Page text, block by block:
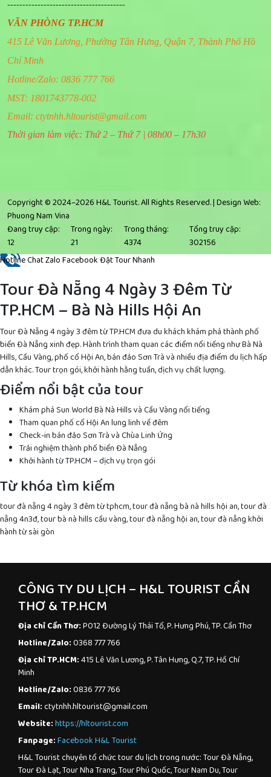
---------------------------------------
VĂN PHÒNG TP.HCM
415 Lê Văn Lương, Phường Tân Hưng, Quận 7, Thành Phố Hồ
Chí Minh
Hotline/Zalo: 0836 777 766
MST: 1801743778-002
Email: ctytnhh.hltourist@gmail.com
Thời gian làm việc: Thứ 2 – Thứ 7 | 08h00 – 17h30
Copyright © 2024–2026 H&L Tourist. All Rights Reserved. |Design Web:
Phuong Nam Vina
Đang truy cập:
12
Trong ngày:
21
Trong tháng:
4374
Tổng truy cập:
302156
HotlineChat ZaloFacebookĐặt Tour Nhanh
Tour Đà Nẵng 4 Ngày 3 Đêm Từ
TP.HCM – Bà Nà Hills Hội An
Tour Đà Nẵng 4 ngày 3 đêm từ TP.HCM đưa du khách khám phá thành phố
biển Đà Nẵng xinh đẹp. Hành trình tham quan các điểm nổi tiếng như Bà Nà
Hills, Cầu Vàng, phố cổ Hội An, bán đảo Sơn Trà và nhiều địa điểm du lịch hấp
dẫn khác. Tour trọn gói, khởi hành hằng tuần, dịch vụ chất lượng.
Điểm nổi bật của tour
Khám phá Sun World Bà Nà Hills và Cầu Vàng nổi tiếng
Tham quan phố cổ Hội An lung linh về đêm
Check-in bán đảo Sơn Trà và Chùa Linh Ứng
Trải nghiệm thành phố biển Đà Nẵng
Khởi hành từ TP.HCM – dịch vụ trọn gói
Từ khóa tìm kiếm
tour đà nẵng 4 ngày 3 đêm từ tphcm, tour đà nẵng bà nà hills hội an, tour đà
nẵng 4n3đ, tour bà nà hills cầu vàng, tour đà nẵng hội an, tour đà nẵng khởi
hành từ sài gòn
CÔNG TY DU LỊCH – H&L TOURIST CẦN
THƠ & TP.HCM
Địa chỉ Cần Thơ:P012 Đường Lý Thái Tổ, P. Hưng Phú, TP. Cần Thơ
Hotline/Zalo:0368 777 766
Địa chỉ TP.HCM:415 Lê Văn Lương, P. Tân Hưng, Q.7, TP. Hồ Chí
Minh
Hotline/Zalo:0836 777 766
Email:ctytnhh.hltourist@gmail.com
Website:https://hltourist.com
Fanpage:Facebook H&L Tourist
H&L Tourist chuyên tổ chức tour du lịch trong nước: Tour Đà Nẵng,
Tour Đà Lạt, Tour Nha Trang, Tour Phú Quốc, Tour Nam Du, Tour